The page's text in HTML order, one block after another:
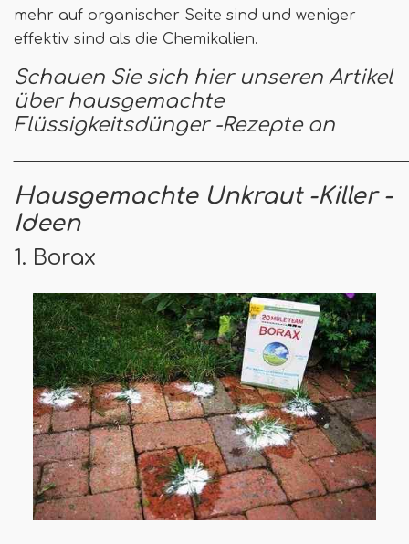
mehr auf organischer Seite sind und weniger
effektiv sind als die Chemikalien.
Schauen Sie sich hier unseren Artikel
über hausgemachte
Flüssigkeitsdünger -Rezepte an
Hausgemachte Unkraut -Killer -
Ideen
1. Borax